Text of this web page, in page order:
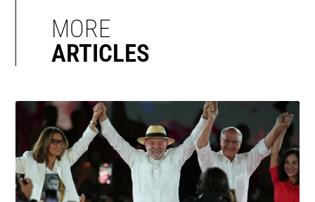
MORE
ARTICLES